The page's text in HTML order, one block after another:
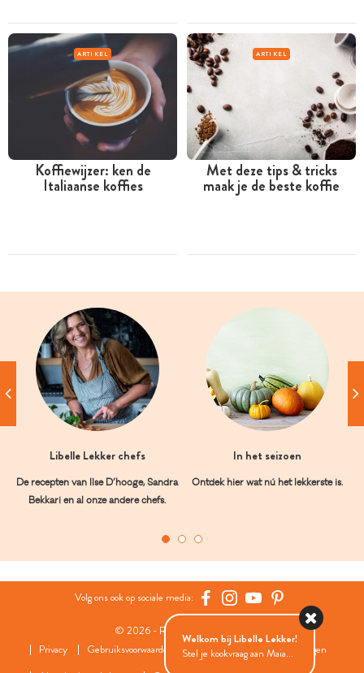
ARTIKEL
Koffiewijzer: ken de
Italiaanse koffies
ARTIKEL
Met deze tips & tricks
maak je de beste koffie
Libelle Lekker chefs
De recepten van Ilse D’hooge, Sandra
Bekkari en al onze andere chefs.
In het seizoen
Ontdek hier wat nú het lekkerste is.
Volg ons ook op sociale media:
© 2026 - Roularta Media Group
Privacy
Gebruiksvoorwaarden Cookies
Cookies instellingen
Welkom bij Libelle Lekker!
Stel je kookvraag aan Maia...